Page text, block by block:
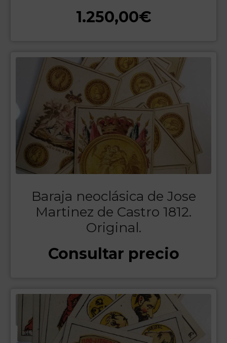
1.250,00€
Baraja neoclásica de Jose
Martinez de Castro 1812.
Original.
Consultar precio